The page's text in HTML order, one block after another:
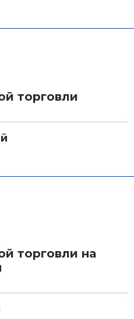
торговли
торговли на